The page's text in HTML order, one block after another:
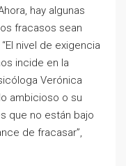
hay algunas
fracasos sean
nivel de exigencia
incide en la
Verónica
ambicioso o su
que no están bajo
de fracasar”,